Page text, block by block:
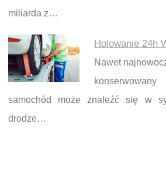
miliarda z…
Holowanie 24h
Nawet
samochód może znaleźć się w
drodze…